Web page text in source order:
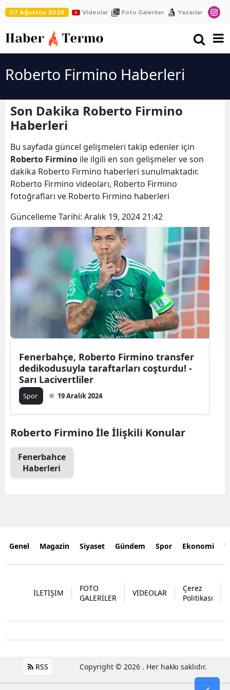
07 Ağustos 2026 Videolar Foto Galeriler Yazarlar
Roberto Firmino Haberleri
Son Dakika Roberto Firmino
Haberleri
Bu sayfada güncel gelişmeleri takip edenler için
Roberto Firmino ile ilgili en son gelişmeler ve son
dakika Roberto Firmino haberleri sunulmaktadır.
Roberto Firmino videoları, Roberto Firmino
fotoğrafları ve Roberto Firmino haberleri
Güncelleme Tarihi: Aralık 19, 2024 21:42
Fenerbahçe, Roberto Firmino transfer
dedikodusuyla taraftarları coşturdu! -
Sarı Lacivertliler
Spor 19 Aralık 2024
Roberto Firmino İle İlişkili Konular
Fenerbahce
Haberleri
Genel Magazin Siyaset Gündem Spor Ekonomi
İLETİŞİM
FOTO
GALERİLER
VİDEOLAR
Çerez
Politikası
RSS Copyright © 2026 . Her hakkı saklıdır.